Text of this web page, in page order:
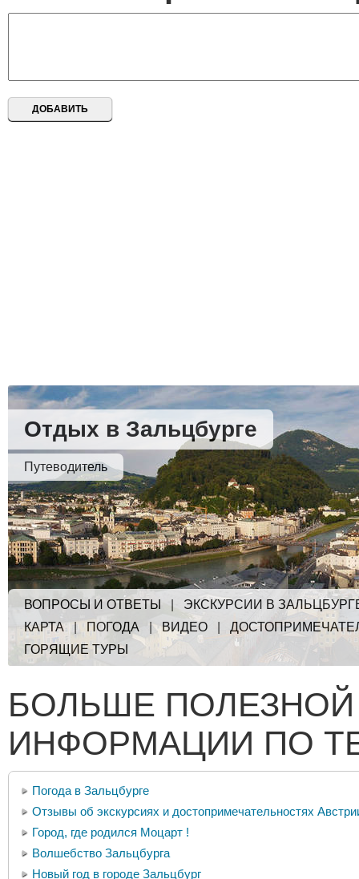
Отдых в Зальцбурге
Путеводитель
ВОПРОСЫ И ОТВЕТЫ
ЭКСКУРСИИ В
КАРТА| ПОГОДА |ВИДЕО
ГОРЯЩИЕ ТУРЫ
БОЛЬШЕ ПОЛЕЗНОЙ
ИНФОРМАЦИИ ПО
Погода в Зальцбурге
Отзывы об экскурсиях и достопримечательностях
Город, где родился Моцарт !
Волшебство Зальцбурга
Новый год в городе Зальцбург